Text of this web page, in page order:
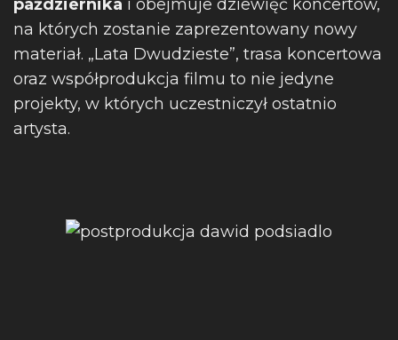
października i obejmuje dziewięć koncertów,
na których zostanie zaprezentowany nowy
materiał. „Lata Dwudzieste”, trasa koncertowa
oraz współprodukcja filmu to nie jedyne
projekty, w których uczestniczył ostatnio
artysta.